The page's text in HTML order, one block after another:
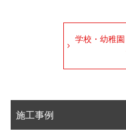
学校・幼稚
施工事例